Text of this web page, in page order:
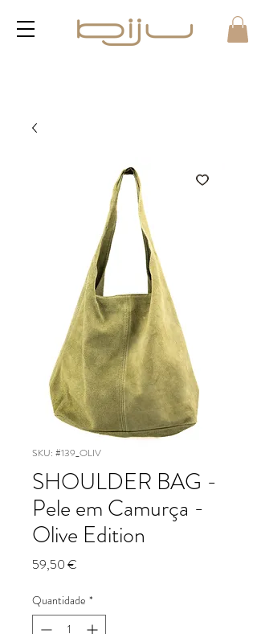
SKU: #139_OLIV
SHOULDER BAG -
Pele em Camurça -
Olive Edition
59,50 €
Quantidade *